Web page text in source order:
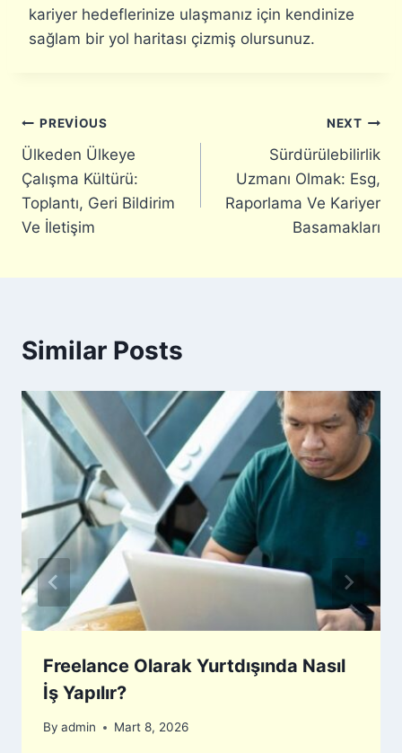
kariyer hedeflerinize ulaşmanız için kendinize
sağlam bir yol haritası çizmiş olursunuz.
Yazı
gezinmesi
PREVIOUS
Ülkeden Ülkeye
Çalışma Kültürü:
Toplantı, Geri Bildirim
Ve İletişim
NEXT
Sürdürülebilirlik
Uzmanı Olmak: Esg,
Raporlama Ve Kariyer
Basamakları
Similar Posts
Freelance Olarak Yurtdışında Nasıl
İş Yapılır?
By admin Mart 8, 2026